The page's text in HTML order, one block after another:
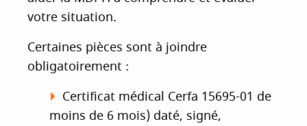
votre situation.
Certaines pièces sont à joindre
obligatoirement :
Certificat médical Cerfa 15695-01 de
moins de 6 mois) daté, signé,